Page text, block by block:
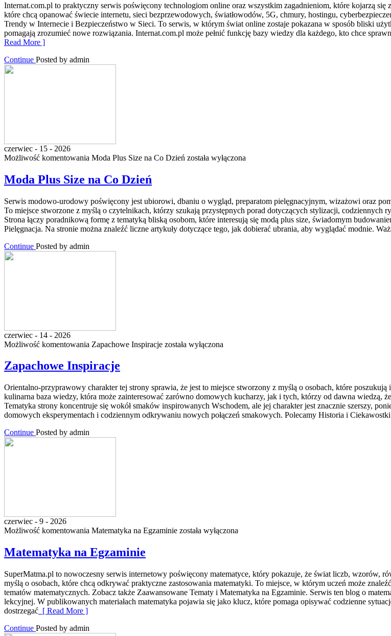
Internat.com.pl to praktyczny serwis poświęcony technologiom online oraz wszystkim zagadnieniom, które kojarzą
które chcą opanować świecie internetu, sieci bezprzewodowych, światłowodów, 5G, chmury, hostingu,
Trendy w Internecie i Bezpieczeństwo w Sieci. To serwis, w którym świat online zostaje pokazana w sposób bliski
pomagają zrozumieć nowe rozwiązania. Internat.com.pl może pełnić funkcję bazy wiedzy dla każdego, kto chce
Read More ]
Continue Posted by admin
czerwiec - 15 - 2026
Możliwość komentowania Moda Plus Size na Co Dzień została wyłączona
Moda Plus Size na Co Dzień
Serwis modowo-urodowy poświęcony jest ubiorowi, dbaniu o wygląd, preparatom pielęgnacyjnym, wizażowi oraz
To miejsce stworzone z myślą o czytelnikach, którzy szukają przystępnych porad dotyczących stylizacji, codziennych
Strona łączy poradnikową formę z tematyką bliską osobom, które interesują się modą plus size, świadomym
Pielęgnacja. Na stronie można znaleźć liczne artykuły dotyczące tego, jak dobierać ubrania, aby wyglądać modnie.
Continue Posted by admin
czerwiec - 14 - 2026
Możliwość komentowania Zapachowe Inspiracje została wyłączona
Zapachowe Inspiracje
Orientalno-przyprawowy charakter tej strony sprawia, że jest to miejsce stworzony z myślą o osobach, które
kulinarna baza wiedzy, która może zainteresować zarówno domowych kucharzy, jak i tych, którzy od dawna wiedzą,
Tematyka strony koncentruje się wokół smaków inspirowanych Wschodem, ale jej charakter jest znacznie szerszy,
domowych eksperymentach i codziennym odkrywaniu nowych połączeń smakowych. Polecamy Historia i
Continue Posted by admin
czerwiec - 9 - 2026
Możliwość komentowania Matematyka na Egzaminie została wyłączona
Matematyka na Egzaminie
SuperMatma.pl to nowoczesny serwis internetowy poświęcony matematyce, który pokazuje, że świat liczb, wzorów,
myślą o osobach, które chcą odkrywać praktyczne zastosowania matematyki. To miejsce, w którym uczeń może
tematów matematycznych. Zobacz także Zaawansowane Tematy i Matematyka na Egzaminie. Serwis ten blog o
lekcyjnej. W publikowanych materiałach matematyka pojawia się jako klucz, które pomaga opisywać codzienne
dostrzegać [ Read More ]
Continue Posted by admin